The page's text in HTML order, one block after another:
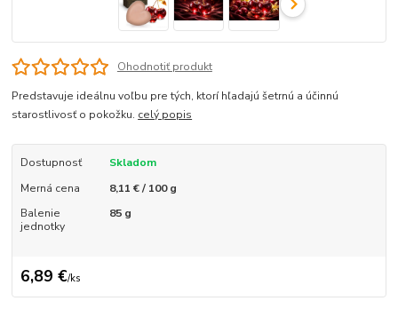
Ohodnotiť produkt
Predstavuje ideálnu voľbu pre tých, ktorí hľadajú šetrnú a účinnú
starostlivosť o pokožku. celý popis
Dostupnosť
Skladom
Merná cena
8,11 € / 100 g
Balenie
jednotky
85 g
6,89 €/ks